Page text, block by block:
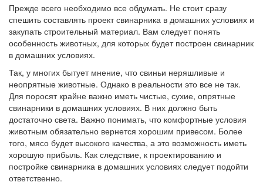
Прежде всего необходимо все обдумать. Не стоит сразу
спешить составлять проект свинарника в домашних условиях и
закупать строительный материал. Вам следует понять
особенность животных, для которых будет построен свинарник
в домашних условиях.
Так, у многих бытует мнение, что свиньи неряшливые и
неопрятные животные. Однако в реальности это все не так.
Для поросят крайне важно иметь чистые, сухие, опрятные
свинарники в домашних условиях. В них должно быть
достаточно света. Важно понимать, что комфортные условия
животным обязательно вернется хорошим привесом. Более
того, мясо будет высокого качества, а это возможность иметь
хорошую прибыль. Как следствие, к проектированию и
постройке свинарника в домашних условиях следует подойти
ответственно.